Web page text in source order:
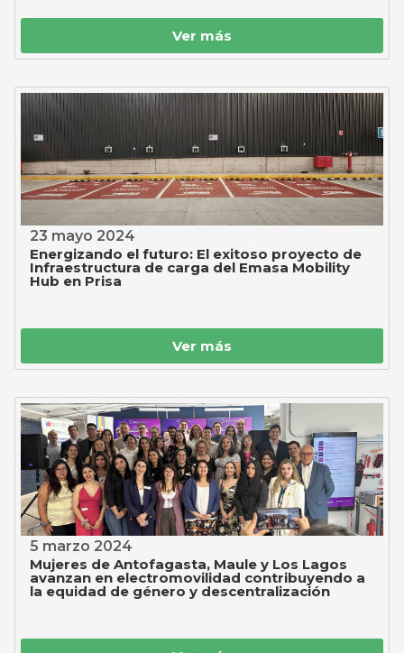
Ver más
23 mayo 2024
Energizando el futuro: El exitoso proyecto de
Infraestructura de carga del Emasa Mobility
Hub en Prisa
Ver más
5 marzo 2024
Mujeres de Antofagasta, Maule y Los Lagos
avanzan en electromovilidad contribuyendo a
la equidad de género y descentralización